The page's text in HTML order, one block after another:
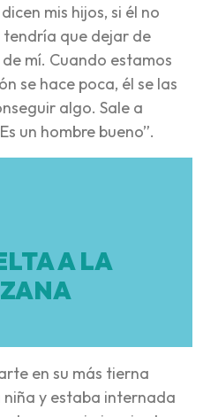
mis hijos, si él no
tendría que dejar de
mí. Cuando estamos
se hace poca, él se las
algo. Sale a
un hombre bueno”.
A LA
en su más tierna
y estaba internada